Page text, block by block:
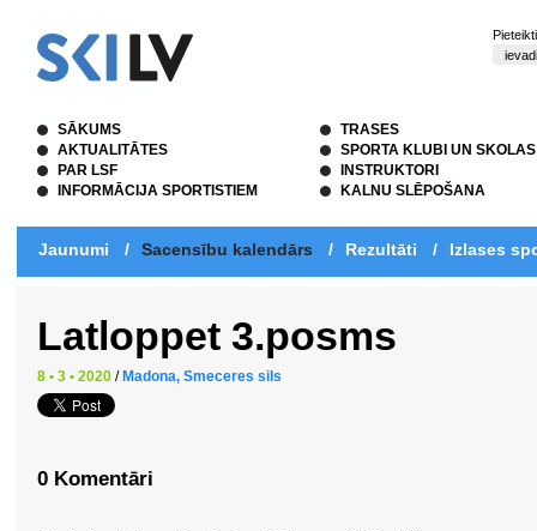
SĀKUMS
AKTUALITĀTES
PAR LSF
INFORMĀCIJA SPORTISTIEM
TRASES
SPORTA KLUBI UN SKOLAS
INSTRUKTORI
KALNU SLĒPOŠANA
Jaunumi / Sacensību kalendārs / Rezultāti / Izlases
Latloppet 3.posms
8 • 3 • 2020 / Madona, Smeceres sils
0 Komentāri